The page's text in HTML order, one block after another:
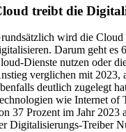
treibt die
wird die Cloud
Darum geht es
Dienste nutzen oder
verglichen mit 2023,
deutlich zugelegt
wie Internet of
37 Prozent im Jahr 2023
Digitalisierungs-Treiber